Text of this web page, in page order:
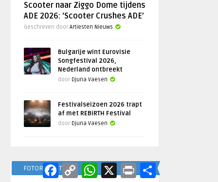
Scooter naar Ziggo Dome tijdens
ADE 2026: ‘Scooter Crushes ADE’
Geschreven doorArtiesten Nieuws
Bulgarije wint Eurovisie
Songfestival 2026,
Nederland ontbreekt
door Djuna Vaesen
Festivalseizoen 2026 trapt
af met REBiRTH Festival
door Djuna Vaesen
FOTOREPORTAGES
FacebookCopy
Link
WhatsApp Print Delen